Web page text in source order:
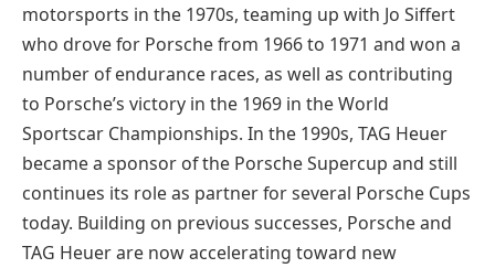
motorsports in the 1970s, teaming up with Jo Siffert
who drove for Porsche from 1966 to 1971 and won a
number of endurance races, as well as contributing
to Porsche’s victory in the 1969 in the World
Sportscar Championships. In the 1990s, TAG Heuer
became a sponsor of the Porsche Supercup and still
continues its role as partner for several Porsche Cups
today. Building on previous successes, Porsche and
TAG Heuer are now accelerating toward new